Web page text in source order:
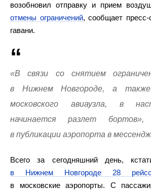
возобновил отправку и прием
отмены ограничений, сообщает
гавани.
«В связи со снятием
в Нижнем Новгороде, а
московского авиаузла, в
начинается разлет
в публикации аэропорта в
Всего за сегодняшний день,
в Нижнем Новгороде 28
в московские аэропорты. С